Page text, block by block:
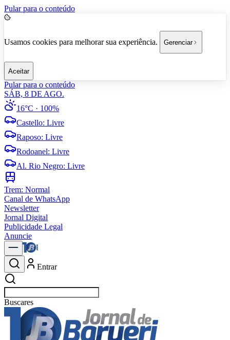
Pular para o conteúdo
Usamos cookies para melhorar sua experiência. Gerenciar
Aceitar
Pular para o conteúdo
SÁB, 8 DE AGO.
16°C · 100%
Castello: Livre
Raposo: Livre
Rodoanel: Livre
Al. Rio Negro: Livre
Trem: Normal
Canal de WhatsApp
Newsletter
Jornal Digital
Publicidade Legal
Anuncie
Entrar
Buscarnot